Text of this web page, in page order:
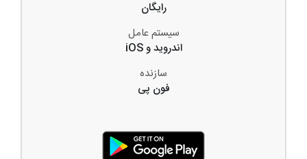
رایگان
سیستم عامل
اندروید و iOS
سازنده
فون پی